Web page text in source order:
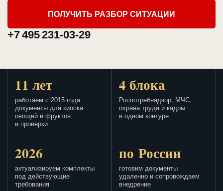
ПОЛУЧИТЬ РАЗБОР СИТУАЦИИ
+7 495 231-03-29
11 лет
работаем с 2015 года:
документы для киоска
овощей и фруктов
и проверки
4 блока
Роспотребнадзор, МЧС,
охрана труда и кадры
в одном контуре
2026
актуализируем комплекты
под действующие
требования
по России
готовим документы
удаленно и сопровождаем
внедрение